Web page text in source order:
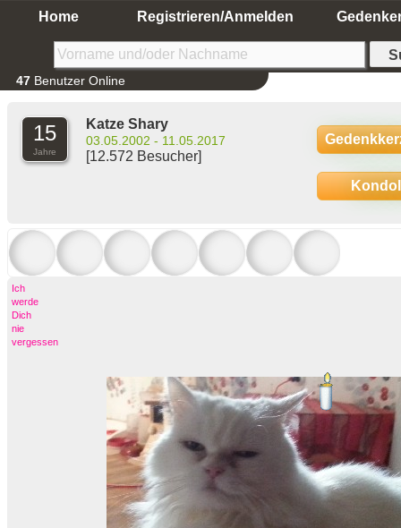
Home Registrieren/Anmelden
47 Benutzer Online
15
Jahre
Katze Shary
03.05.2002 - 11.05.2017
[12.572 Besucher]
Ich
werde
Dich
nie
vergessen